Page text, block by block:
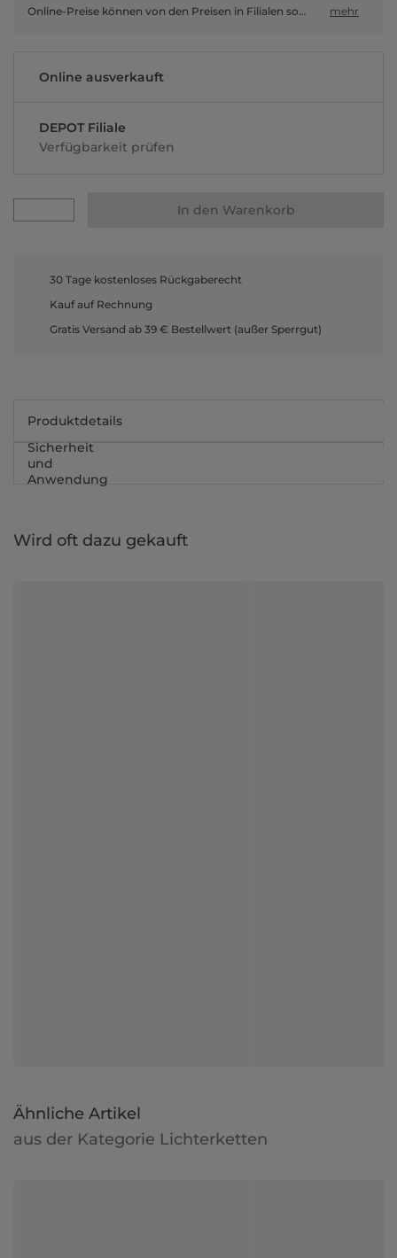
Online-Preise können von den Preisen in Filialen sowie Shop-in-Shop-Flächen abweichen. mehr
Online ausverkauft
DEPOT Filiale
Verfügbarkeit prüfen
In den Warenkorb
30 Tage kostenloses Rückgaberecht
Kauf auf Rechnung
Gratis Versand ab 39 € Bestellwert (außer Sperrgut)
Produktdetails
Sicherheit
und
Anwendung
Wird oft dazu gekauft
Ähnliche Artikel
aus der Kategorie Lichterketten